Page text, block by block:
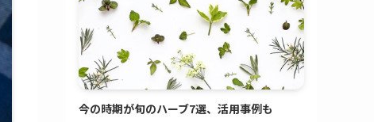
今の時期が旬のハーブ7選、活用事例も